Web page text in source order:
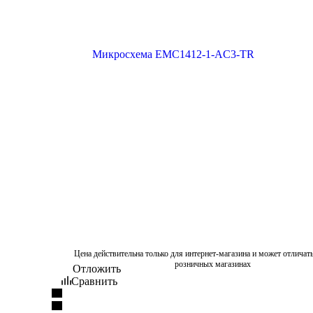
Цена действительна только для интернет-магазина и может
розничных магазинах
Отложить
Сравнить